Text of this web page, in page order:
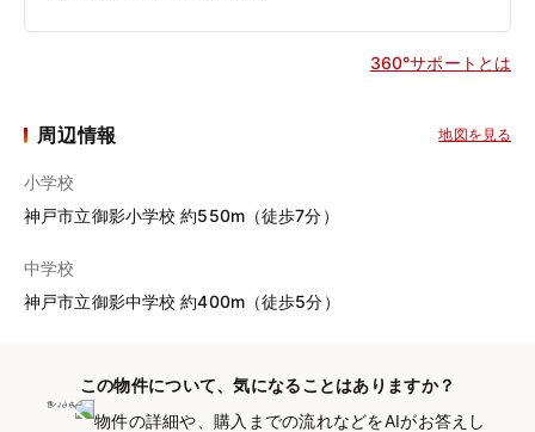
360°サポートとは
周辺情報 地図を見る
小学校
神戸市立御影小学校 約550m（徒歩7分）
中学校
神戸市立御影中学校 約400m（徒歩5分）
この物件について、気になることはありますか？
物件の詳細や、購入までの流れなどをAIがお答えし